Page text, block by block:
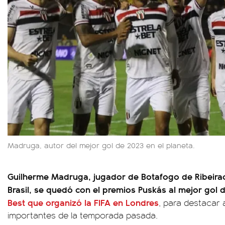
Madruga, autor del mejor gol de 2023 en el planeta.
Guilherme Madruga, jugador de Botafogo de
Brasil, se quedó con el premios Puskás al mejor gol
Best que organizó la FIFA en Londres, para destacar
importantes de la temporada pasada.